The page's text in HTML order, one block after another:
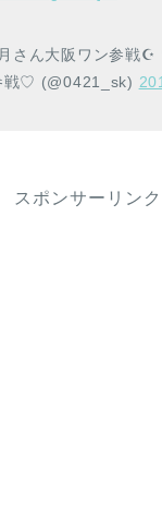
さん大阪ワン参戦☪︎
戦♡ (@0421_sk)
スポンサーリンク